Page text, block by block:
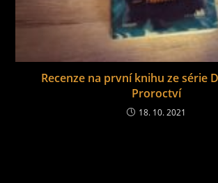
Recenze na první knihu ze série
Proroctví
18. 10. 2021